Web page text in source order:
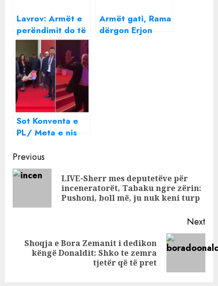
Lavrov: Armët e
perëndimit do të
goditen sa të
hyjnë në Ukrainë
Armët gati, Rama
dërgon Erjon
Sot Konventa e
PL/ Meta e nis
me
bashkëpunëtorin
dhe gazetarët!
Monika ul ‘armët’
Continue
Reading
Previous
LIVE-Sherr mes deputetëve për
inceneratorët, Tabaku ngre zërin:
Pushoni, boll më, ju nuk keni turp
Next
Next
Shoqja e Bora Zemanit i dedikon
këngë Donaldit: Shko te zemra
tjetër që të pret